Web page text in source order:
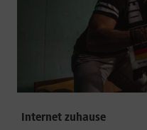
Internet zuhause